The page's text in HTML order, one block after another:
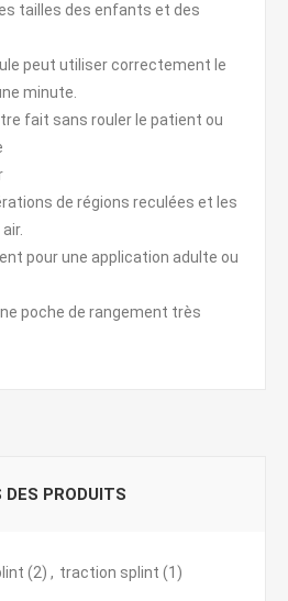
tailles des enfants et des
peut utiliser correctement le
minute.
fait sans rouler le patient ou
de régions reculées et les
pour une application adulte ou
poche de rangement très
DES PRODUITS
(2) , traction splint (1)